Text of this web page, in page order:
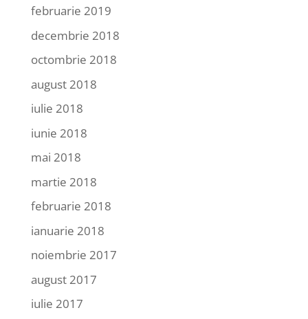
februarie 2019
decembrie 2018
octombrie 2018
august 2018
iulie 2018
iunie 2018
mai 2018
martie 2018
februarie 2018
ianuarie 2018
noiembrie 2017
august 2017
iulie 2017